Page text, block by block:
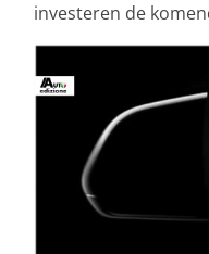
investeren de